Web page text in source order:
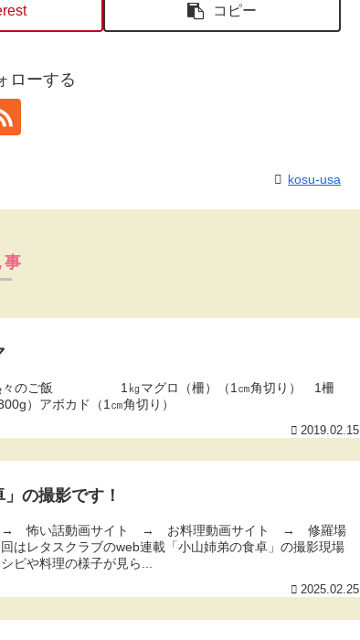
コピー
ローする
kosu-usa
）熱々のご飯 1㎏マグロ（柵）（1㎝角切り） 1柵
）アボカド（1㎝角切り）
2019.02.15
の撮影です！
怖い話動画サイト → お料理動画サイト → 修羅場
タスクラブのweb連載「小山姉弟の食卓」の撮影現場
ピや料理の様子が見ら...
2025.02.25